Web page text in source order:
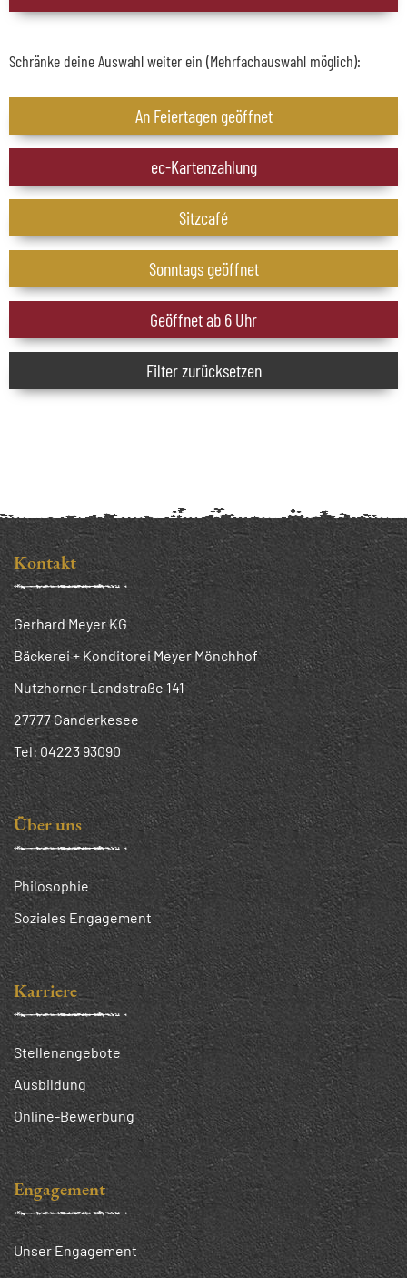
Schränke deine Auswahl weiter ein (Mehrfachauswahl möglich):
An Feiertagen geöffnet
ec-Kartenzahlung
Sitzcafé
Sonntags geöffnet
Geöffnet ab 6 Uhr
Filter zurücksetzen
Kontakt
Gerhard Meyer KG
Bäckerei + Konditorei Meyer Mönchhof
Nutzhorner Landstraße 141
27777 Ganderkesee
Tel: 04223 93090
Über uns
Philosophie
Soziales Engagement
Karriere
Stellenangebote
Ausbildung
Online-Bewerbung
Engagement
Unser Engagement